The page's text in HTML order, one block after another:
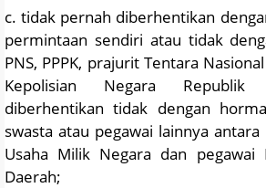
c. tidak pernah diberhentikan
permintaan sendiri atau tidak
PNS, PPPK, prajurit Tentara
Kepolisian Negara Republik
diberhentikan tidak dengan
swasta atau pegawai lainnya antara
Usaha Milik Negara dan pegawai
Daerah;